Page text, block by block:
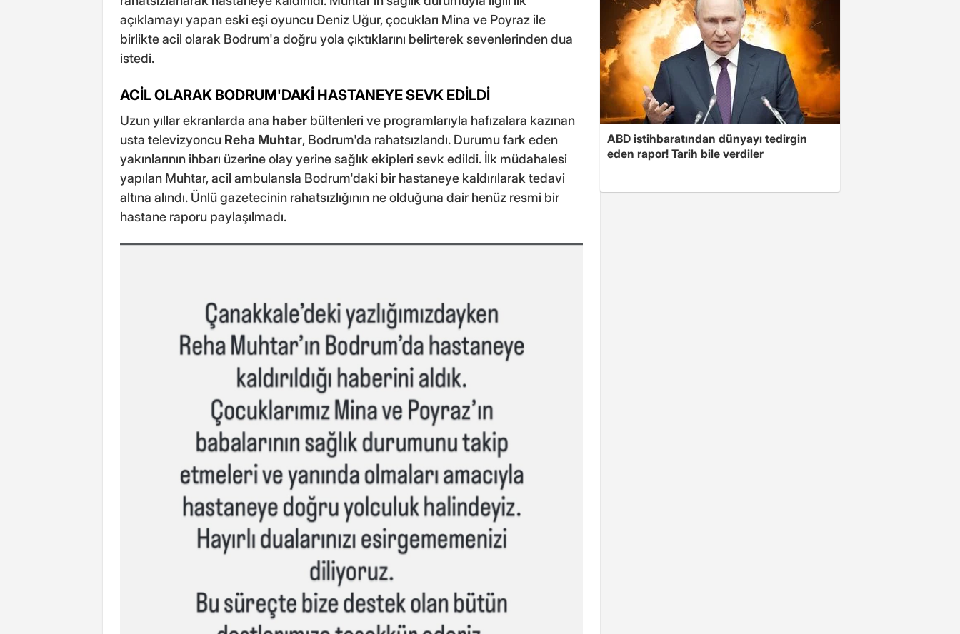
açıklamayı yapan eski eşi oyuncu Deniz Uğur, çocukları Mina ve Poyraz ile
birlikte acil olarak Bodrum'a doğru yola çıktıklarını belirterek sevenlerinden dua
istedi.
ACİL OLARAK BODRUM'DAKİ HASTANEYE SEVK EDİLDİ
Uzun yıllar ekranlarda ana haber bültenleri ve programlarıyla hafızalara kazınan
usta televizyoncu Reha Muhtar, Bodrum'da rahatsızlandı. Durumu fark eden
yakınlarının ihbarı üzerine olay yerine sağlık ekipleri sevk edildi. İlk müdahalesi
yapılan Muhtar, acil ambulansla Bodrum'daki bir hastaneye kaldırılarak tedavi
altına alındı. Ünlü gazetecinin rahatsızlığının ne olduğuna dair henüz resmi bir
hastane raporu paylaşılmadı.
ABD istihbaratından dünyayı tedirgin
eden rapor! Tarih bile verdiler